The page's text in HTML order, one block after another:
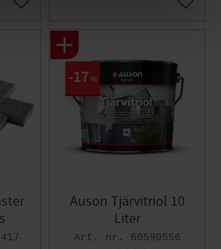
Lägg till i favoriter Lägg
Auson Tjärvitriol 10
Liter
60590556
17 %